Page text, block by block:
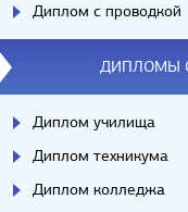
Диплом с проводкой
ДИПЛОМЫ
Диплом училища
Диплом техникума
Диплом колледжа